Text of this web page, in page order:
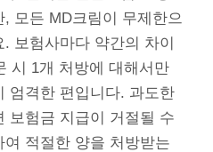
모든 MD크림이 무제한으
보험사마다 약간의 차이
시 1개 처방에 대해서만
엄격한 편입니다. 과도한
보험금 지급이 거절될 수
적절한 양을 처방받는